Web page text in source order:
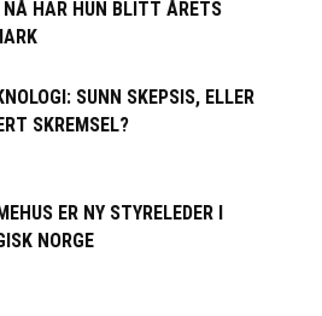
NÅ HAR HUN BLITT ÅRETS
SUNN SKEPSIS, ELLER
SKREMSEL?
ER NY STYRELEDER I
NORGE